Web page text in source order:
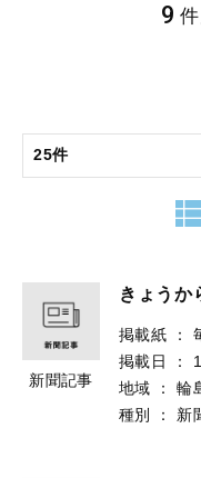
9
新聞記事
きょう
掲載紙 ：
掲載日
：
地域
：
輪
種別
： 新